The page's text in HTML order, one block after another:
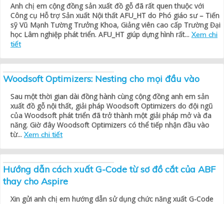
Anh chị em cộng đồng sản xuất đồ gỗ đã rất quen thuộc với
Công cụ Hỗ trợ Sản xuất Nội thất AFU_HT do Phó giáo sư – Tiến
sỹ Vũ Mạnh Tường Trưởng Khoa, Giảng viên cao cấp Trường Đại
học Lâm nghiệp phát triển. AFU_HT giúp dựng hình rất... Xem chi
tiết
Woodsoft Optimizers: Nesting cho mọi đầu vào
Sau một thời gian dài đồng hành cùng cộng đồng anh em sản
xuất đồ gỗ nội thất, giải pháp Woodsoft Optimizers do đội ngũ
của Woodsoft phát triển đã trở thành một giải pháp mở và đa
năng. Giờ đây Woodsoft Optimizers có thể tiếp nhận đầu vào
từ... Xem chi tiết
Hướng dẫn cách xuất G-Code từ sơ đồ cắt của ABF
thay cho Aspire
Xin gửi anh chị em hướng dẫn sử dụng chức năng xuất G-Code